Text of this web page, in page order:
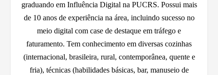
graduando em Influência Digital na PUCRS. Possui mais
de 10 anos de experiência na área, incluindo sucesso no
meio digital com case de destaque em tráfego e
faturamento. Tem conhecimento em diversas cozinhas
(internacional, brasileira, rural, contemporânea, quente e
fria), técnicas (habilidades básicas, bar, manuseio de